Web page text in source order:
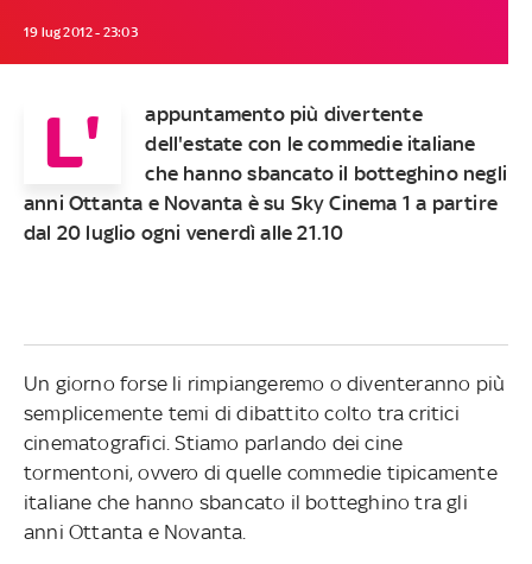
19 lug 2012 - 23:03
L'
appuntamento più divertente
dell'estate con le commedie italiane
che hanno sbancato il botteghino negli
anni Ottanta e Novanta è su Sky Cinema 1 a partire
dal 20 luglio ogni venerdì alle 21.10
Un giorno forse li rimpiangeremo o diventeranno più
semplicemente temi di dibattito colto tra critici
cinematografici. Stiamo parlando dei cine
tormentoni, ovvero di quelle commedie tipicamente
italiane che hanno sbancato il botteghino tra gli
anni Ottanta e Novanta.